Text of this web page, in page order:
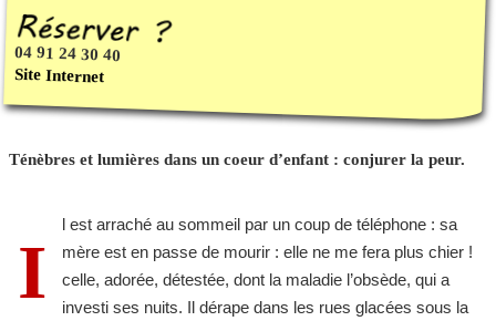
04 91 24 30 40
Site Internet
Ténèbres et lumières dans un coeur d’enfant : conjurer la peur.
I
l est arraché au sommeil par un coup de téléphone : sa
mère est en passe de mourir : elle ne me fera plus chier !
celle, adorée, détestée, dont la maladie l’obsède, qui a
investi ses nuits. Il dérape dans les rues glacées sous la